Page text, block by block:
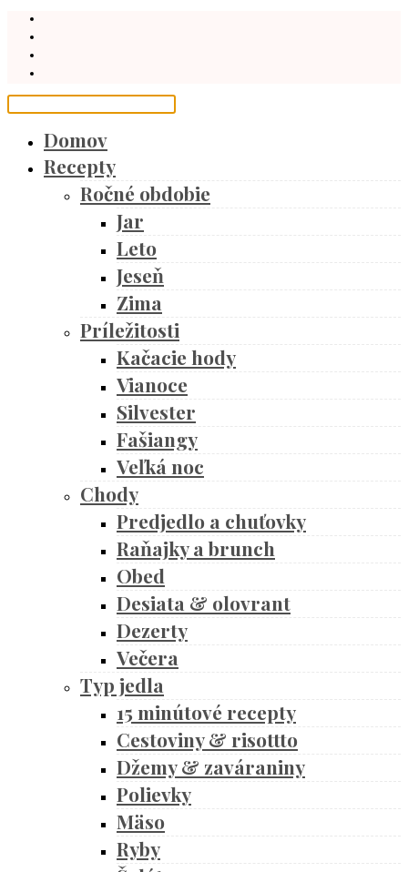
Domov
Recepty
Ročné obdobie
Jar
Leto
Jeseň
Zima
Príležitosti
Kačacie hody
Vianoce
Silvester
Fašiangy
Veľká noc
Chody
Predjedlo a chuťovky
Raňajky a brunch
Obed
Desiata & olovrant
Dezerty
Večera
Typ jedla
15 minútové recepty
Cestoviny & risottto
Džemy & zaváraniny
Polievky
Mäso
Ryby